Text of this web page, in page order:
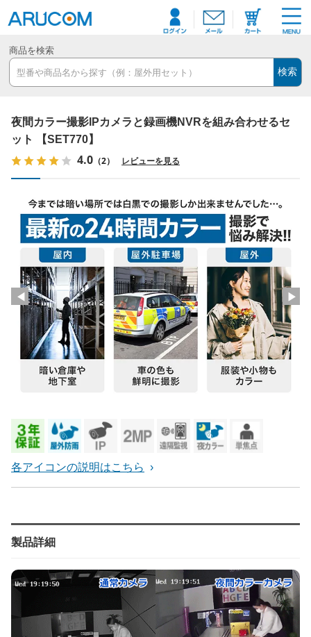
商品を検索
検索
夜間カラー撮影IPカメラと録画機NVRを組み合わせるセ
ット 【SET770】
4.0 （2） レビューを見る
◀ ▶
各アイコンの説明はこちら
製品詳細